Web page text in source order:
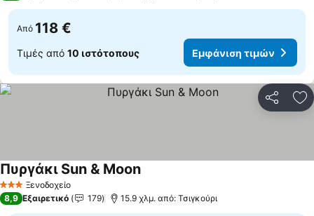
Από 118 €
Τιμές από 10 ιστότοπους Εμφάνιση τιμών
3 ΑστέριαΞενοδοχείο
Πυργάκι Sun & MoonΕμφάνιση τιμών
8,9 Εξαιρετικό 179 15.9 χλμ. από: Τσιγκούρι